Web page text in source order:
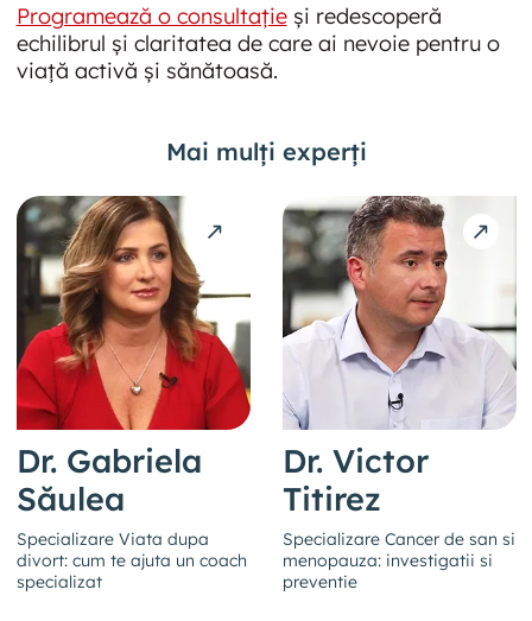
Programează o consultațieși redescoperă
echilibrul și claritatea de care ai nevoie pentru o
viață activă și sănătoasă.
Mai mulți experți
Dr. Gabriela
Săulea
Specializare Viata dupa
divort: cum te ajuta un coach
specializat
Dr. Victor
Titirez
Specializare Cancer de san si
menopauza: investigatii si
preventie